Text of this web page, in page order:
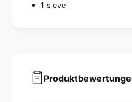
1 sieve